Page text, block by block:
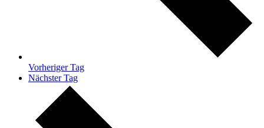
Vorheriger Tag
Nächster Tag